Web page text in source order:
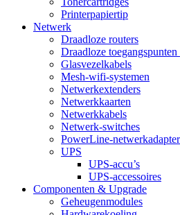
Printerpapiertip
Netwerk
Draadloze routers
Draadloze toegangspunten
Glasvezelkabels
Mesh-wifi-systemen
Netwerkextenders
Netwerkkaarten
Netwerkkabels
Netwerk-switches
PowerLine-
UPS
UPS-accu’s
UPS-accessoires
Componenten & Upgrade
Geheugenmodules